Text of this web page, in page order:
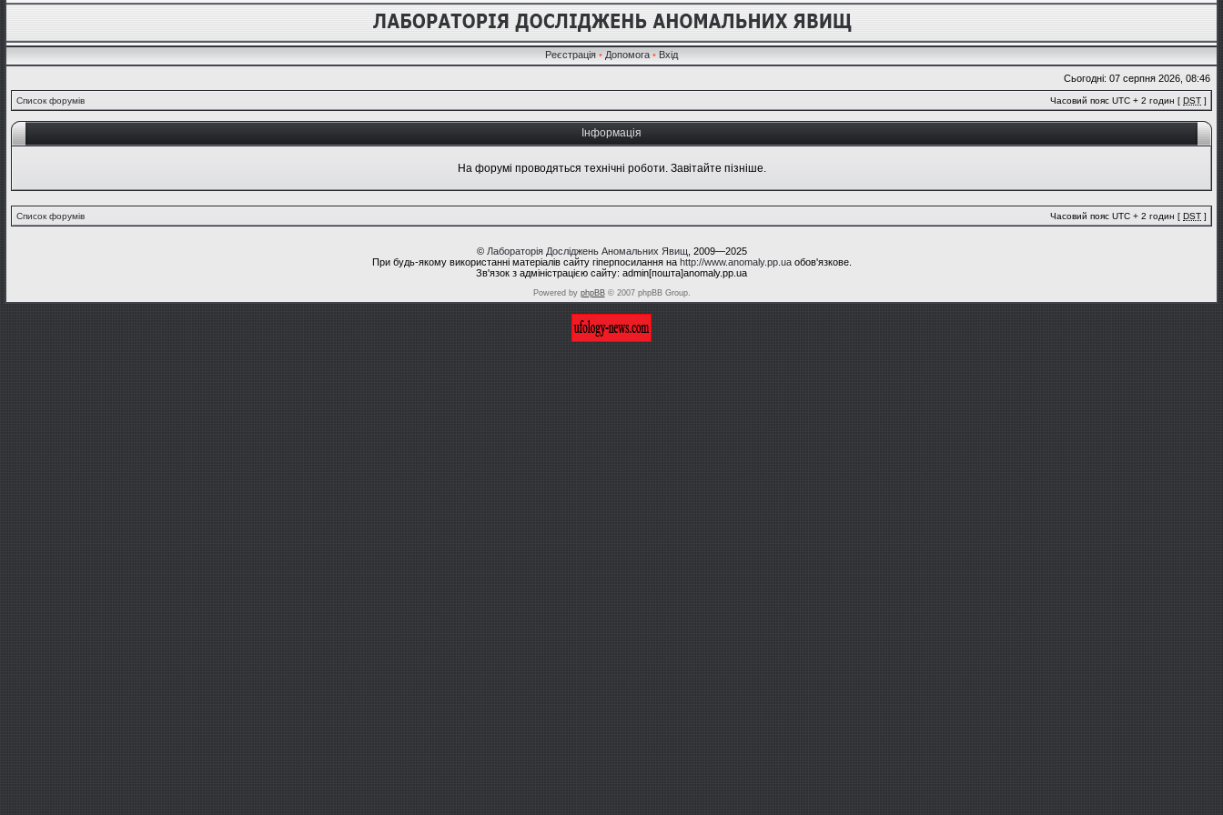
Реєстрація • Допомога • Вхід
Сьогодні: 07 серпня 2026, 08:46
Список форумів Часовий пояс UTC + 2 годин [ DST ]
Інформація
На форумі проводяться технічні роботи. Завітайте пізніше.
Список форумів Часовий пояс UTC + 2 годин [ DST ]
© Лабораторія Досліджень Аномальних Явищ , 2009—2025
При будь-якому використанні матеріалів сайту гіперпосилання на http://www.anomaly.pp.uaобов'язкове.
Зв'язок з адміністрацією сайту: admin[пошта]anomaly.pp.ua
Powered by phpBB© 2007 phpBB Group.